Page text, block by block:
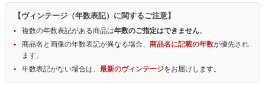
【ヴィンテージ（年数表記）に関するご注意】
複数の年数表記がある商品は年数のご指定はできません。
商品名と画像の年数表記が異なる場合、 商品名に記載の年数が優先され
ます。
年数表記がない場合は、 最新のヴィンテージをお届けします。